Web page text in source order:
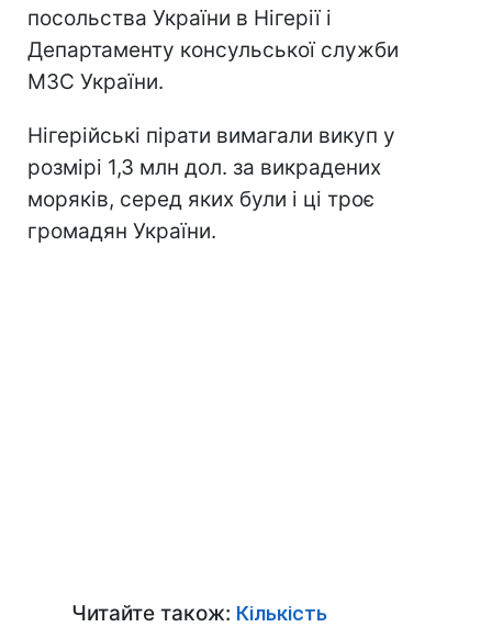
посольства України в Нігерії і
Департаменту консульської служби
МЗС України.
Нігерійські пірати вимагали викуп у
розмірі 1,3 млн дол. за викрадених
моряків, серед яких були і ці троє
громадян України.
Читайте також: Кількість